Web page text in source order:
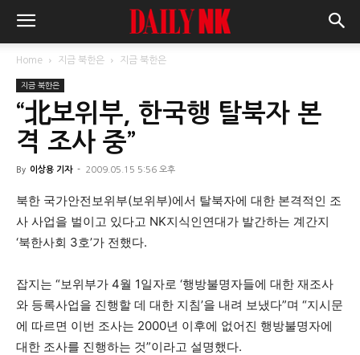
Home 지금 북한은 지금 북한은
지금 북한은
“北보위부, 한국행 탈북자 본
격 조사 중”
By 이상용 기자 - 2009.05.15 5:56 오후
북한 국가안전보위부(보위부)에서 탈북자에 대한 본격적인 조
사 사업을 벌이고 있다고 NK지식인연대가 발간하는 계간지
‘북한사회 3호’가 전했다.
잡지는 “보위부가 4월 1일자로 ‘행방불명자들에 대한 재조사
와 등록사업을 진행할 데 대한 지침’을 내려 보냈다”며 “지시문
에 따르면 이번 조사는 2000년 이후에 없어진 행방불명자에
대한 조사를 진행하는 것”이라고 설명했다.